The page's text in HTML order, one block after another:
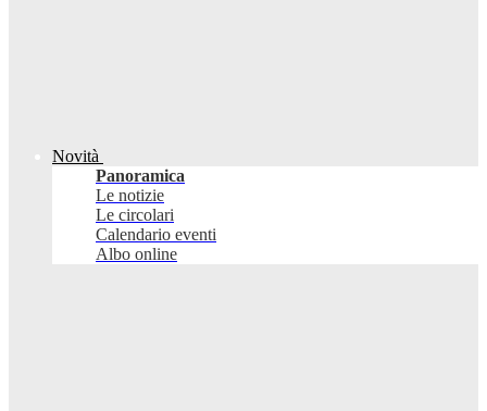
Novità
Panoramica
Le notizie
Le circolari
Calendario eventi
Albo online